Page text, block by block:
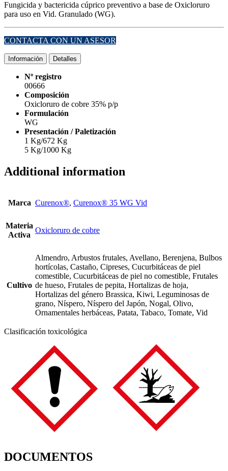
Fungicida y bactericida cúprico preventivo a base de Oxicloruro
para uso en Vid. Granulado (WG).
CONTACTA CON UN ASESOR
Información Detalles
Nº registro
00666
Composición
Oxicloruro de cobre 35% p/p
Formulación
WG
Presentación / Paletización
1 Kg/672 Kg
5 Kg/1000 Kg
Additional information
Marca Curenox®, Curenox® 35 WG Vid
Materia
Activa
Oxicloruro de cobre
Cultivo
Almendro, Arbustos frutales, Avellano, Berenjena, Bulbos
hortícolas, Castaño, Cipreses, Cucurbitáceas de piel
comestible, Cucurbitáceas de piel no comestible, Frutales
de hueso, Frutales de pepita, Hortalizas de hoja,
Hortalizas del género Brassica, Kiwi, Leguminosas de
grano, Níspero, Níspero del Japón, Nogal, Olivo,
Ornamentales herbáceas, Patata, Tabaco, Tomate, Vid
Clasificación toxicológica
DOCUMENTOS